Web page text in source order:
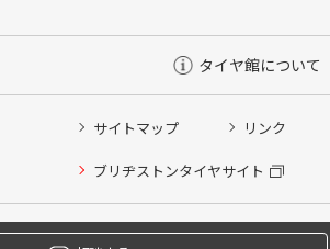
タイヤ館について
サイトマップ リンク
ブリヂストンタイヤサイト
点検・安全点検/タイヤ履き替え/オイル交換/その
ク契約会員専用タイヤ履き替え※タイヤ履き替え
イヤ履き替え順番待ち予約 ※クローク契約会員